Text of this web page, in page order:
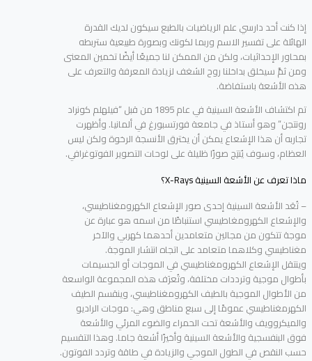
إذا كنت أحد دارسي علم الرياضيات بالطبع سيكون لديك القدرة
الهائلة على تفسير الاسم وربما لكونك وبصورة طبيعية ستربطه
بمحاور الإحداثيات، ولكن من الممكن لنا جميعًا أيضًا تخمين المعنى
ومن ثمَّ سيخلق بداخلنا روح الشغف لزيادة المعرفة والتعرف على
هذه الأشعة باستفاضة.
تم اكتشاف الأشعة السينية في عام 1895 من قبل “فيلهلم كونراد
رونتجن” وهو أستاذ في جامعة فورتسبورغ في ألمانيا. وأظهرت
تجاربه أن هذا الإشعاع يمكن أن يخترق الأنسجة الرخوة ولكن ليس
العظام، وسوف يُنتِج صورًا ظليلة على لوحات التصوير الفوتوغرافي.
ماذا تعرف عن الأشعة السينية X-Rays؟
– تُعَد الأشعة السينية إحدى صور الإشعاع الكهرومغناطيسي،
والإشعاع الكهرومغاطيسي استنباطًا من اسمه هو عبارة عن
موجة تتكون من مجالين متعامدين أحدهما كهربي والآخر
مغناطيسي وكلاهما متعامد على اتجاه انتشار الموجة.
وينتقل الإشعاع الكهرومغناطيسي في الموجات أو الجسيمات
بأطوال موجية وترددات مختلفة، وتُعرَف هذه المجموعة الواسعة
من الأطوال الموجية بالطيف الكهرومغناطيسي، وينقسم الطيف
الكهرمغناطيسي عمومًا إلى سبع مناطق وهي: موجات الراديو
والميكروويف والأشعة تحت الحمراء والضوء المرئي والأشعة
فوق البنفسجية والأشعة السينية وأخيرًا أشعة جاما. وهذا التقسيم
حسب النقص في الطول الموجي والزيادة في طاقة وتردد الفوتون.